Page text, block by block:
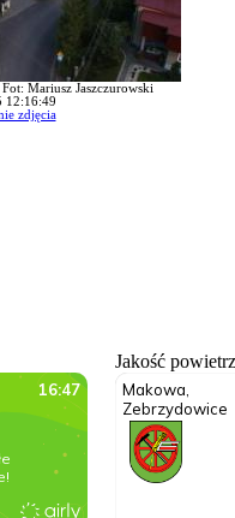
Mariusz Jaszczurowski
12:16:49
zdjęcia
Jakość